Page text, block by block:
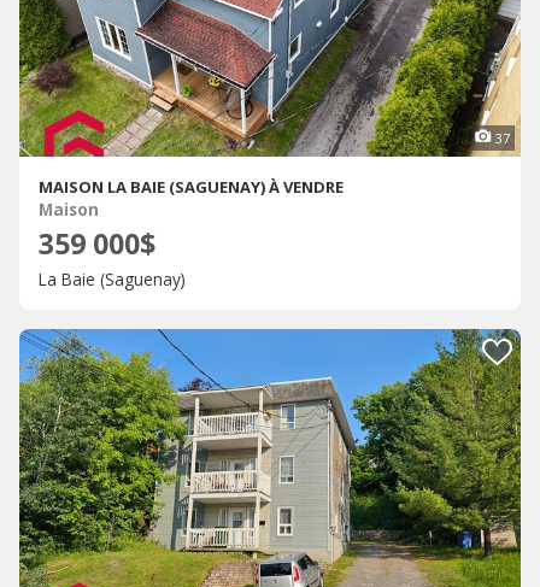
37
MAISON LA BAIE (SAGUENAY) À VENDRE
Maison
359 000$
La Baie (Saguenay)